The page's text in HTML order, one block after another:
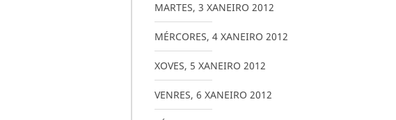
MARTES, 3 XANEIRO 2012
MÉRCORES, 4 XANEIRO 2012
XOVES, 5 XANEIRO 2012
VENRES, 6 XANEIRO 2012